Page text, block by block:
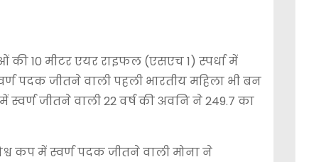
की 10 मीटर एयर राइफल (एसएच 1) स्पर्धा में
पदक जीतने वाली पहली भारतीय महिला भी बन
स्वर्ण जीतने वाली 22 वर्ष की अवनि ने 249.7 का
कप में स्वर्ण पदक जीतने वाली मोना ने